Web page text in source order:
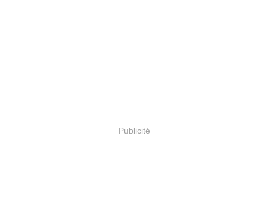
Publicité